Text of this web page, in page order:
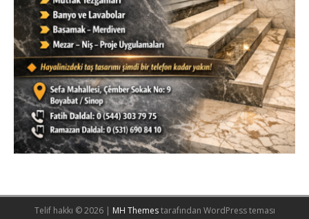
Telif hakkı © 2026 | MH Themestarafından WordPress teması